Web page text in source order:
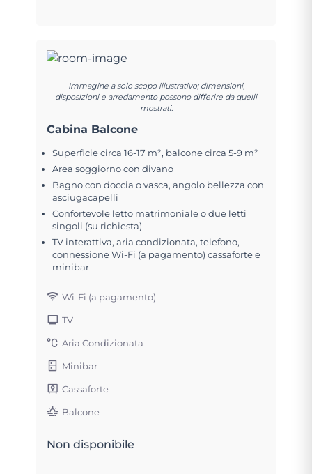
Immagine a solo scopo illustrativo; dimensioni,
disposizioni e arredamento possono differire da quelli
mostrati.
Cabina Balcone
Superficie circa 16-17 m², balcone circa 5-9 m²
Area soggiorno con divano
Bagno con doccia o vasca, angolo bellezza con
asciugacapelli
Confortevole letto matrimoniale o due letti
singoli (su richiesta)
TV interattiva, aria condizionata, telefono,
connessione Wi-Fi (a pagamento) cassaforte e
minibar
Wi-Fi (a pagamento)
TV
Aria Condizionata
Minibar
Cassaforte
Balcone
Non disponibile